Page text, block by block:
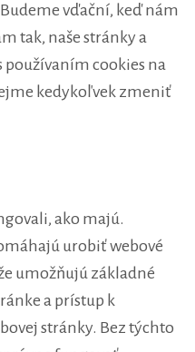
vďační, keď nám
tak, naše stránky a
používaním cookies na
kedykoľvek zmeniť
ako majú.
urobiť webové
umožňujú základné
a prístup k
stránky. Bez týchto